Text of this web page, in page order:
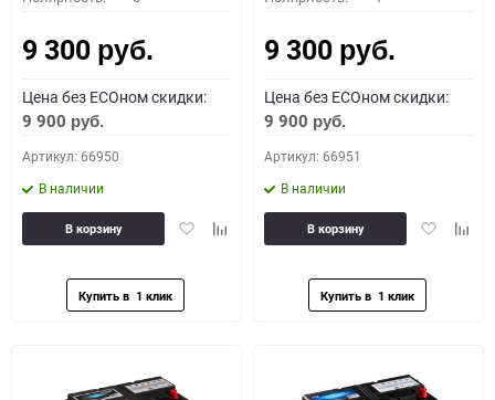
9 300 руб.
Цена без ECOном скидки:
9 900 руб.
Артикул: 66950
В наличии
ДобавитьДобавить
В корзину
9 300 руб.
Цена без ECOном скидки:
9 900 руб.
Артикул: 66951
В наличии
Добавить
В корзину